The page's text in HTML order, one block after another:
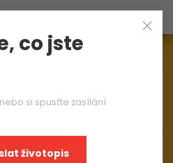
práce
co jste
si spusťte zasílání
životopis